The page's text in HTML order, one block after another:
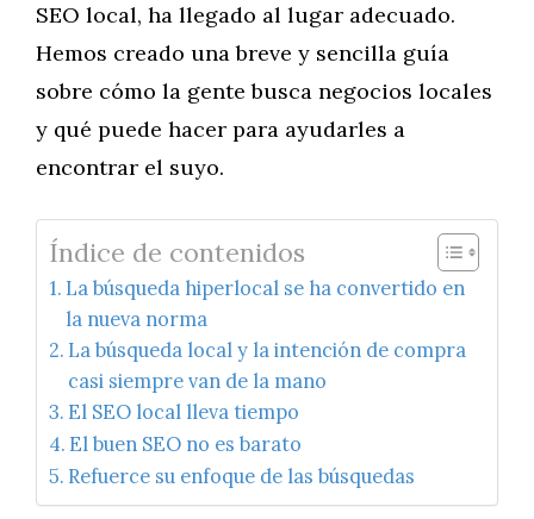
SEO local, ha llegado al lugar adecuado.
Hemos creado una breve y sencilla guía
sobre cómo la gente busca negocios locales
y qué puede hacer para ayudarles a
encontrar el suyo.
Índice de contenidos
La búsqueda hiperlocal se ha convertido en
la nueva norma
La búsqueda local y la intención de compra
casi siempre van de la mano
El SEO local lleva tiempo
El buen SEO no es barato
Refuerce su enfoque de las búsquedas